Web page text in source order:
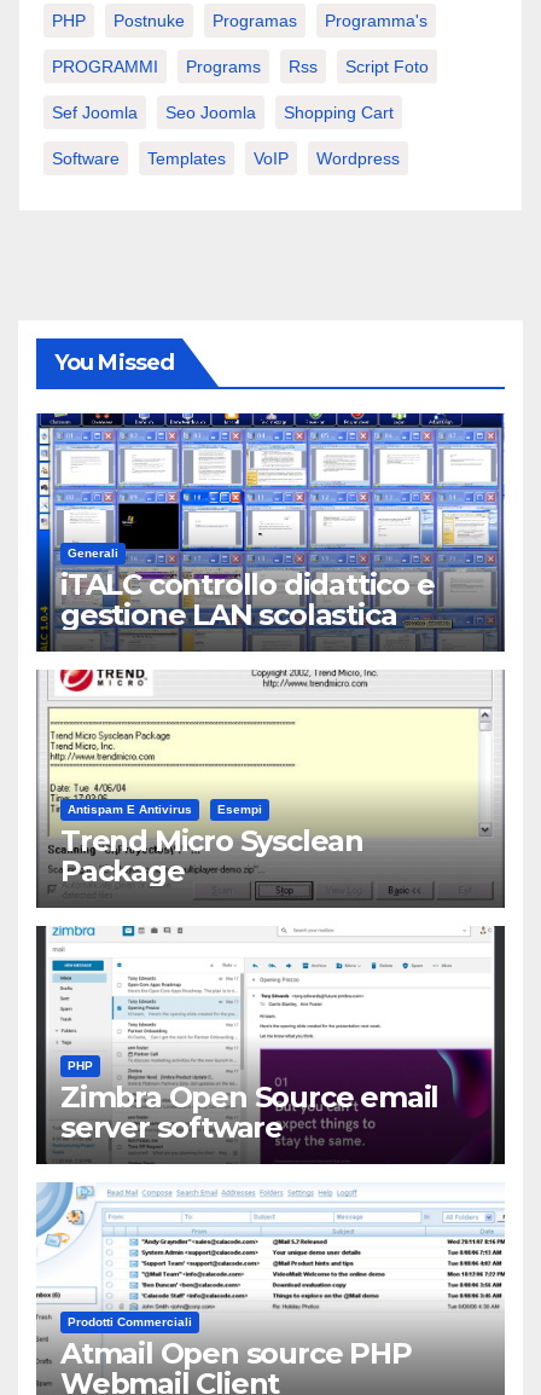
PHP Postnuke Programas Programma's
PROGRAMMI Programs Rss Script Foto
Sef Joomla Seo Joomla Shopping Cart
Software Templates VoIP Wordpress
You Missed
Generali
iTALC controllo didattico e
gestione LAN scolastica
Antispam E Antivirus Esempi
Trend Micro Sysclean
Package
PHP
Zimbra Open Source email
server software
Prodotti Commerciali
Atmail Open source PHP
Webmail Client